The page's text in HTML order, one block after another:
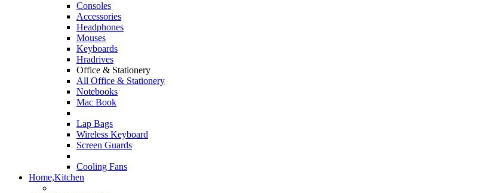
Consoles
Accessories
Headphones
Mouses
Keyboards
Hradrives
Office & Stationery
All Office & Stationery
Notebooks
Mac Book
Lap Bags
Wireless Keyboard
Screen Guards
Cooling Fans
Home,Kitchen